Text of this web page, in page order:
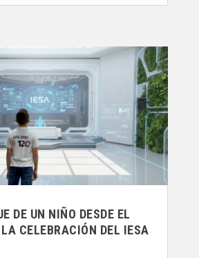
DE UN NIÑO DESDE EL
CELEBRACIÓN DEL IESA